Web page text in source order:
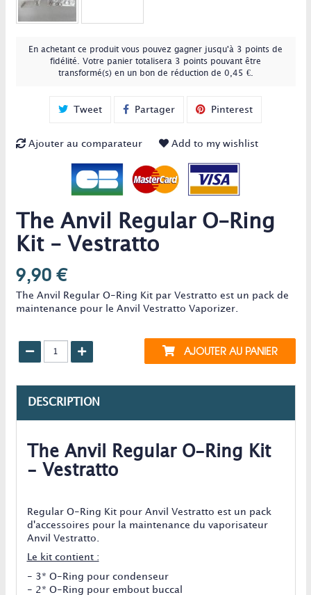
En achetant ce produit vous pouvez gagner jusqu'à 3 points de
fidélité . Votre panier totalisera 3 points pouvant être
transformé(s) en un bon de réduction de 0,45 €.
Tweet Partager Pinterest
Ajouter au comparateur Add to my wishlist
The Anvil Regular O-Ring
Kit - Vestratto
9,90 €
The Anvil Regular O-Ring Kit par Vestratto est un pack de
maintenance pour le Anvil Vestratto Vaporizer.
AJOUTER AU PANIER
DESCRIPTION
The Anvil Regular O-Ring Kit
- Vestratto
Regular O-Ring Kit pour Anvil Vestratto est un pack
d'accessoires pour la maintenance du vaporisateur
Anvil Vestratto.
Le kit contient :
- 3* O-Ring pour condenseur
- 2* O-Ring pour embout buccal